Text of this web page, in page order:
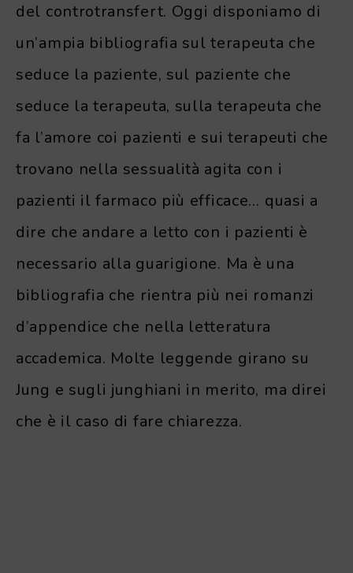
del controtransfert. Oggi disponiamo di
un’ampia bibliografia sul terapeuta che
seduce la paziente, sul paziente che
seduce la terapeuta, sulla terapeuta che
fa l’amore coi pazienti e sui terapeuti che
trovano nella sessualità agita con i
pazienti il farmaco più efficace… quasi a
dire che andare a letto con i pazienti è
necessario alla guarigione. Ma è una
bibliografia che rientra più nei romanzi
d’appendice che nella letteratura
accademica. Molte leggende girano su
Jung e sugli junghiani in merito, ma direi
che è il caso di fare chiarezza.